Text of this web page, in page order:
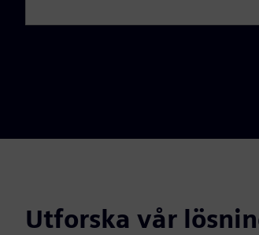
Utforska vår